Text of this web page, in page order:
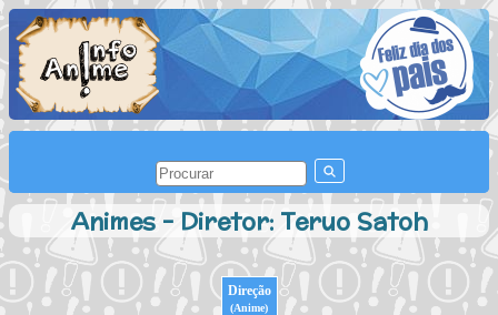
Animes - Diretor: Teruo Satoh
Direção
(Anime)